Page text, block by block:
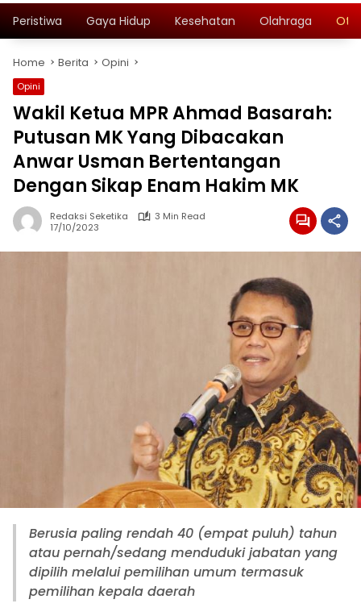
Peristiwa Gaya Hidup Kesehatan Olahraga
Home Berita Opini
Opini
Wakil Ketua MPR Ahmad Basarah:
Putusan MK Yang Dibacakan
Anwar Usman Bertentangan
Dengan Sikap Enam Hakim MK
Redaksi Seketika
3 Min Read
17/10/2023
Berusia paling rendah 40 (empat puluh) tahun
atau pernah/sedang menduduki jabatan yang
dipilih melalui pemilihan umum termasuk
pemilihan kepala daerah